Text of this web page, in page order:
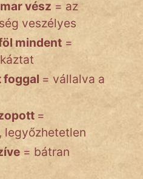
vész = az
veszélyes
mindent =
foggal = vállalva a
=
legyőzhetetlen
= bátran